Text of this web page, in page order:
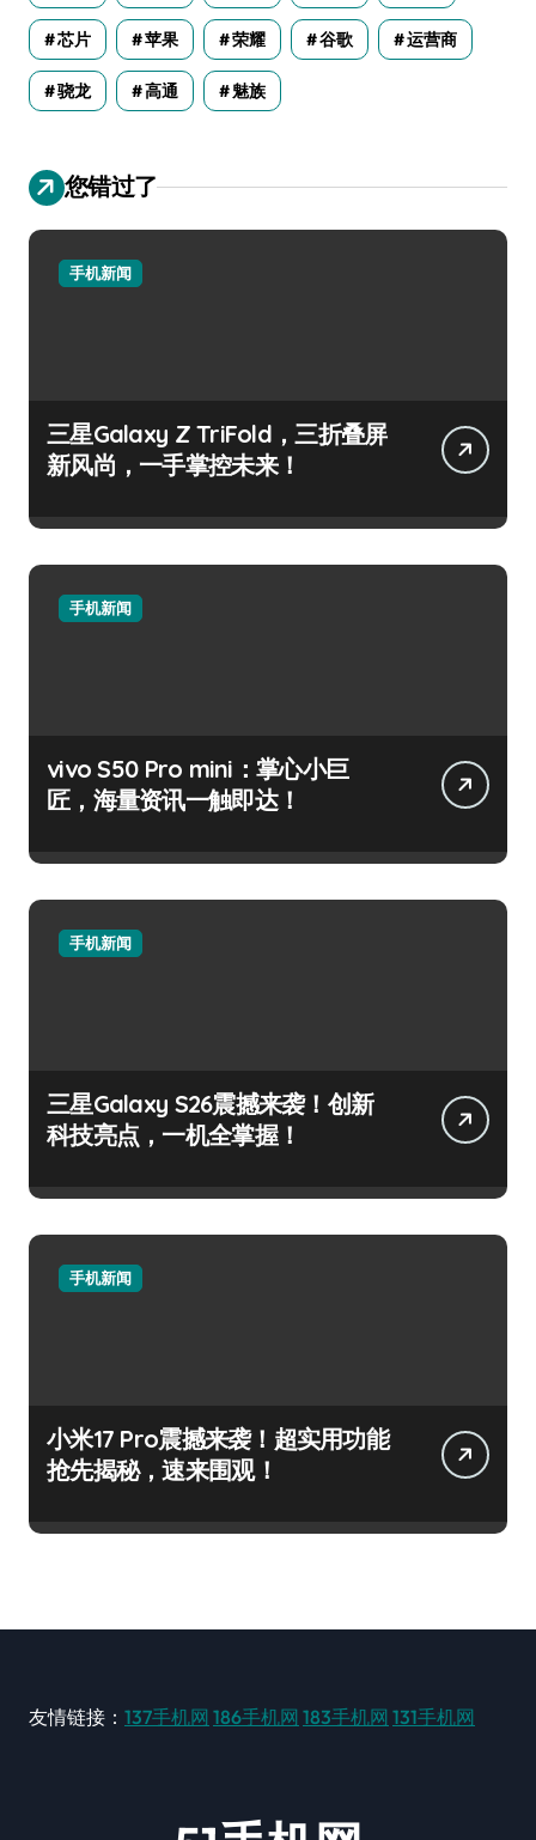
芯片 苹果 荣耀 谷歌 运营商
骁龙 高通 魅族
您错过了
手机新闻
三星Galaxy Z TriFold，三折叠屏
新风尚，一手掌控未来！
手机新闻
vivo S50 Pro mini：掌心小巨
匠，海量资讯一触即达！
手机新闻
三星Galaxy S26震撼来袭！创新
科技亮点，一机全掌握！
手机新闻
小米17 Pro震撼来袭！超实用功能
抢先揭秘，速来围观！
友情链接： 137手机网 186手机网 183手机网 131手机网